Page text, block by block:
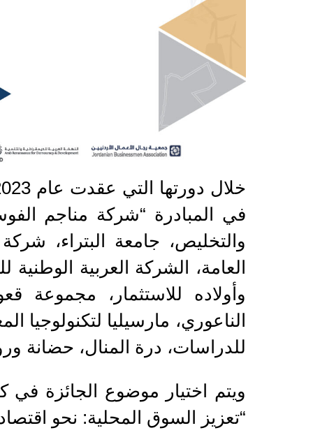
في المبادرة “شركة مناجم
والتخليص، جامعة البتراء،
العامة، الشركة العربية
وأولاده للاستثمار، مجموعة
الناعوري، مارسيليا لتكنولوجيا
للدراسات، درة المنال، حضانة
“تعزيز السوق المحلية: نحو